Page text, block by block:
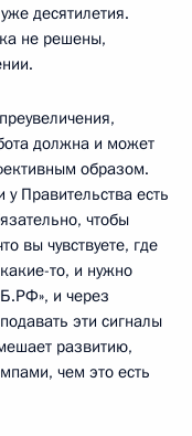
десятилетия.
не решены,
должна и может
образом.
Правительства есть
чтобы
вы чувствуете, где
то, и нужно
и через
эти сигналы
развитию,
чем это есть